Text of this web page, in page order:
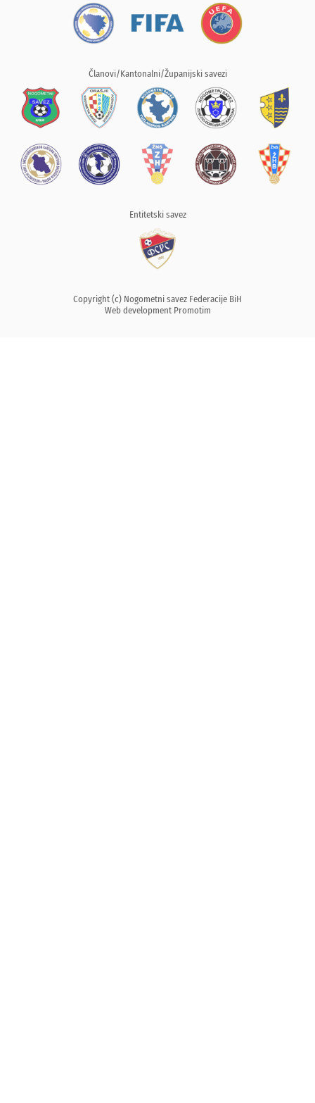
Članovi/Kantonalni/Županijski savezi
Entitetski savez
Copyright (c) Nogometni savez Federacije BiH
Web development Promotim